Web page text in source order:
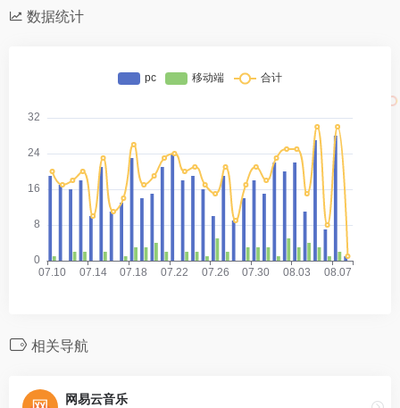
数据统计
相关导航
网易云音乐